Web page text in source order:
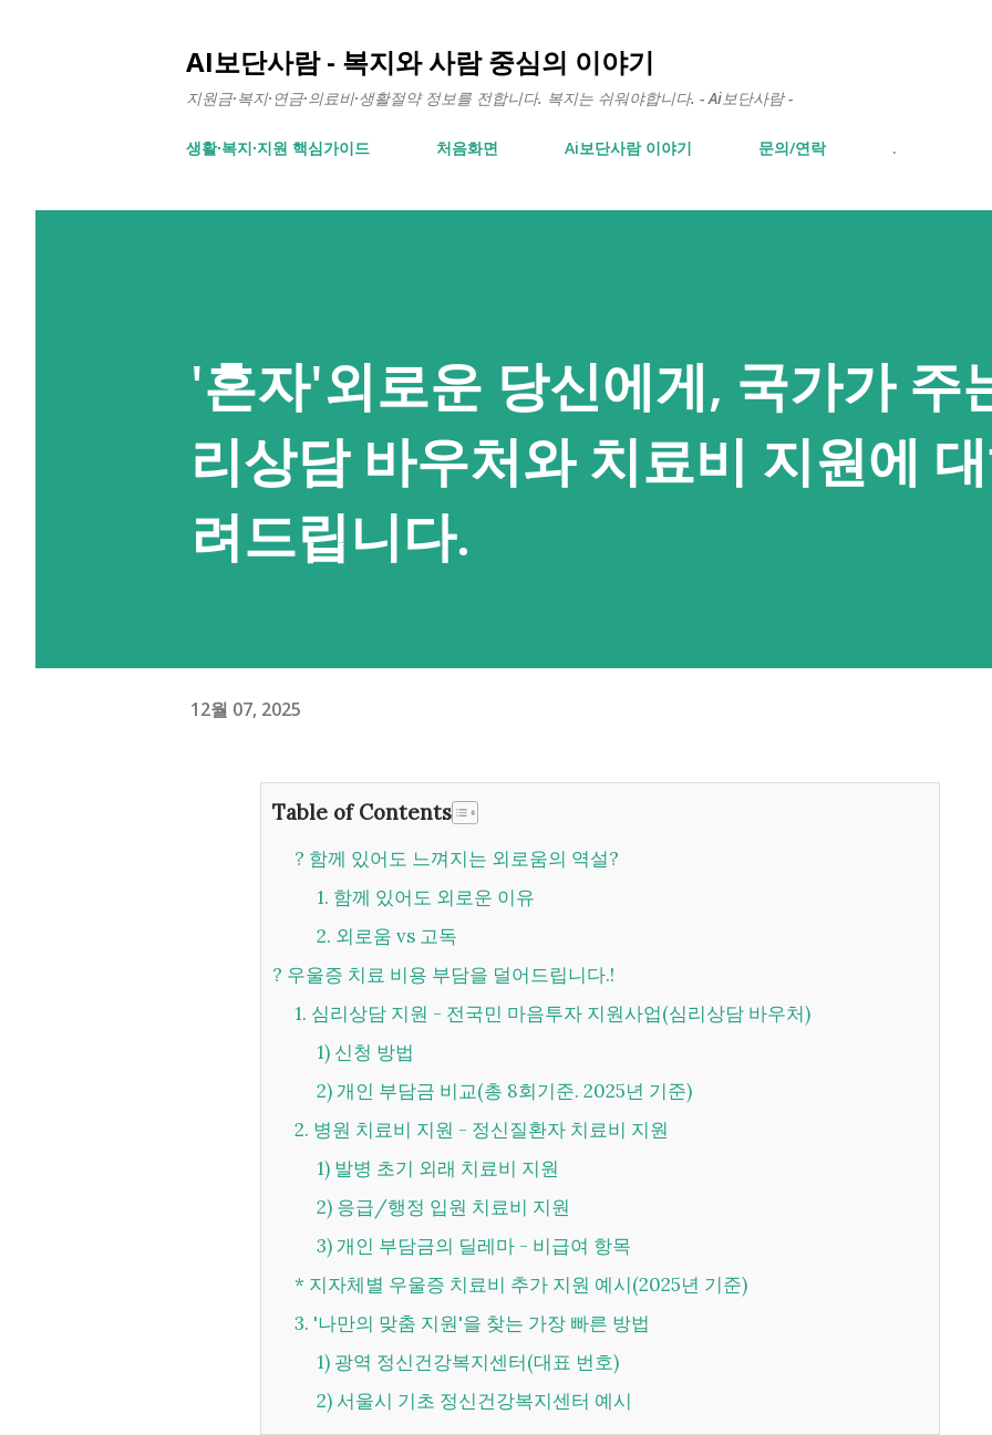
AI보단사람 - 복지와 사람 중심의 이야기
지원금·복지·연금·의료비·생활절약 정보를 전합니다. 복지는 쉬워야합니다. - Ai보단사람 -
생활∙복지∙지원 핵심가이드 처음화면 Ai보단사람 이야기 문의/연락 .
'혼자'외로운 당신에게, 국가가 주
리상담 바우처와 치료비 지원에
려드립니다.
12월 07, 2025
Table of Contents
? 함께 있어도 느껴지는 외로움의 역설?
1. 함께 있어도 외로운 이유
2. 외로움 vs 고독
? 우울증 치료 비용 부담을 덜어드립니다.!
1. 심리상담 지원 - 전국민 마음투자 지원사업(심리상담 바우처)
1) 신청 방법
2) 개인 부담금 비교(총 8회기준. 2025년 기준)
2. 병원 치료비 지원 - 정신질환자 치료비 지원
1) 발병 초기 외래 치료비 지원
2) 응급/행정 입원 치료비 지원
3) 개인 부담금의 딜레마 - 비급여 항목
* 지자체별 우울증 치료비 추가 지원 예시(2025년 기준)
3. '나만의 맞춤 지원'을 찾는 가장 빠른 방법
1) 광역 정신건강복지센터(대표 번호)
2) 서울시 기초 정신건강복지센터 예시